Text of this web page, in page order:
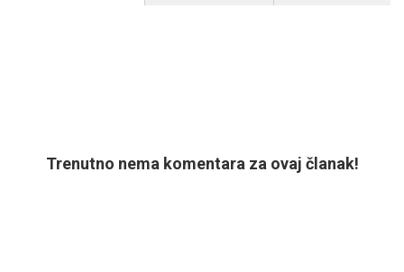
Trenutno nema komentara za ovaj članak!